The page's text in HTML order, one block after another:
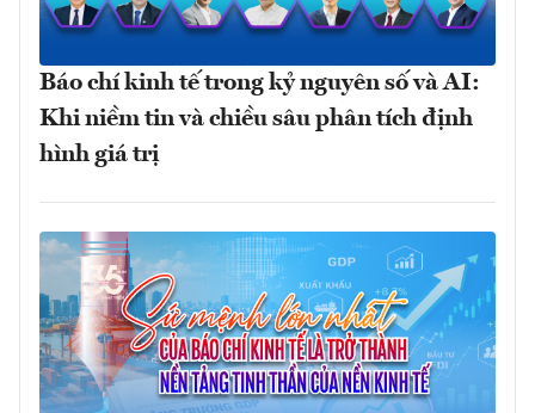
Báo chí kinh tế trong kỷ nguyên số và AI:
Khi niềm tin và chiều sâu phân tích định
hình giá trị